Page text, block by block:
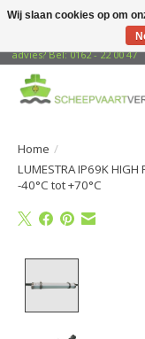
Gratis verzending naar
advies? Bel: 0162 - 22 00 47
Home /
LUMESTRA IP69K HIGH
-40°C tot +70°C
Wij slaan cookies op om